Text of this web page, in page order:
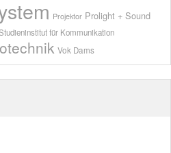
Projektor Prolight + Sound
für Kommunikation
Vok Dams